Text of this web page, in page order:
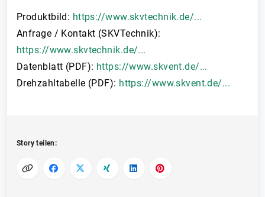
Produktbild: https://www.skvtechnik.de/...
Anfrage / Kontakt (SKVTechnik):
https://www.skvtechnik.de/...
Datenblatt (PDF): https://www.skvent.de/...
Drehzahltabelle (PDF): https://www.skvent.de/...
Story teilen: